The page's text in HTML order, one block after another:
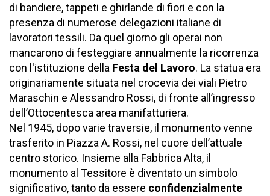
di bandiere, tappeti e ghirlande di fiori e con la
presenza di numerose delegazioni italiane di
lavoratori tessili. Da quel giorno gli operai non
mancarono di festeggiare annualmente la ricorrenza
con l'istituzione della Festa del Lavoro. La statua era
originariamente situata nel crocevia dei viali Pietro
Maraschin e Alessandro Rossi, di fronte all’ingresso
dell’Ottocentesca area manifatturiera.
Nel 1945, dopo varie traversie, il monumento venne
trasferito in Piazza A. Rossi, nel cuore dell’attuale
centro storico. Insieme alla Fabbrica Alta, il
monumento al Tessitore è diventato un simbolo
significativo, tanto da essere confidenzialmente